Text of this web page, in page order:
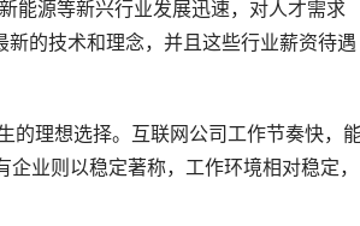
的技术和理念，并且这些行业薪资待遇
业则以稳定著称，工作环境相对稳定，